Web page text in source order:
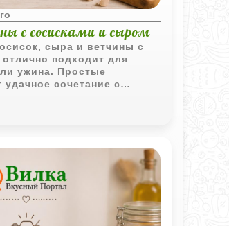
с сосисками и сыром
сыра и ветчины с
подходит для
ужина. Простые
сочетание с